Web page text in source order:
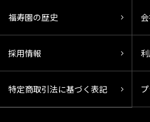
福寿園の歴史
採用情報
特定商取引法に基づく表記